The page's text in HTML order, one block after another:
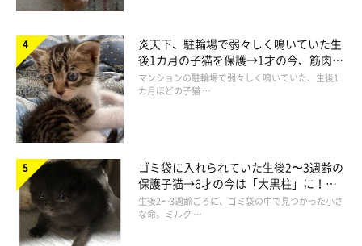
炎天下、駐輪場で弱々しく鳴いていた生
後1カ月の子猫を保護→1才の今、筋肉質
でツンデレなコに成長
マンションの駐輪場で弱々しく鳴いていた、生後1
カ月ほどの子猫 …
ゴミ袋に入れられていた生後2〜3週齢の
保護子猫→6才の今は「大黒柱」に！
美しい黒猫に成長した姿にグッとくる
生後2〜3週齢ごろに、ゴミ袋の中で見つかった小さ
な命。ミルク …